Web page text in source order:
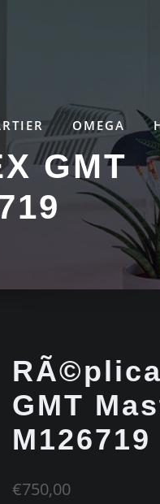
OMEGA
GMT
GMT
M126719
€750,00